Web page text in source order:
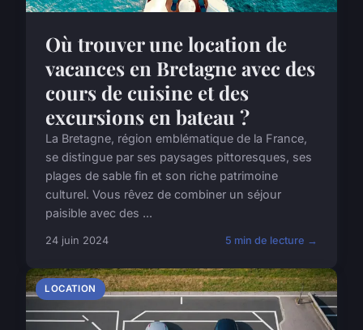
Où trouver une location de
vacances en Bretagne avec des
cours de cuisine et des
excursions en bateau ?
La Bretagne, région emblématique de la France,
se distingue par ses paysages pittoresques, ses
plages de sable fin et son riche patrimoine
culturel. Vous rêvez de combiner un séjour
paisible avec des ...
24 juin 2024 5 min de lecture →
LOCATION